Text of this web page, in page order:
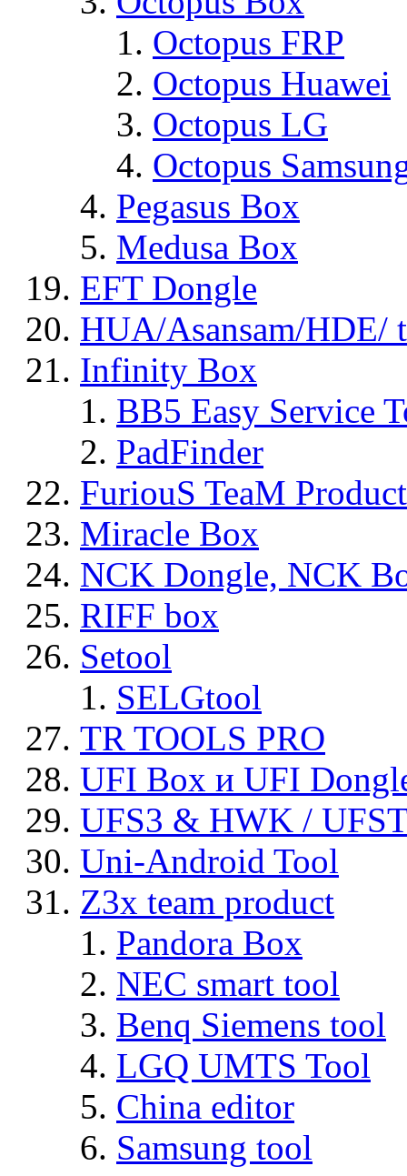
Octopus FRP
Octopus Huawei
Octopus LG
Octopus
Pegasus Box
Medusa Box
EFT Dongle
HUA/Asansam/HDE/
Infinity Box
BB5 Easy Service
PadFinder
FuriouS TeaM
Miracle Box
NCK Dongle, NCK
RIFF box
Setool
SELGtool
TR TOOLS PRO
UFI Box и UFI
UFS3 & HWK /
Uni-Android Tool
Z3x team product
Pandora Box
NEC smart tool
Benq Siemens tool
LGQ UMTS Tool
China editor
Samsung tool